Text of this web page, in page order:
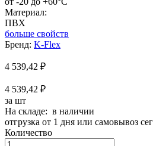
Материал:
ПВХ
больше свойств
Бренд: K-Flex
4 539,42 ₽
4 539,42 ₽
за шт
На складе: в наличии
отгрузка от 1 дня или самовывоз
Количество
Количество